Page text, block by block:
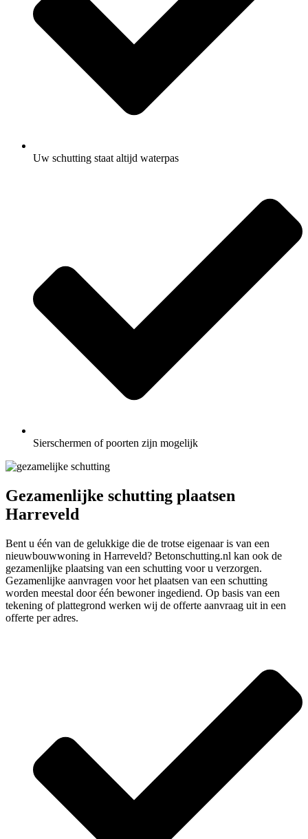
Uw schutting staat altijd waterpas
Sierschermen of poorten zijn mogelijk
Gezamenlijke schutting plaatsen
Harreveld
Bent u één van de gelukkige die de trotse eigenaar is van een
nieuwbouwwoning in Harreveld? Betonschutting.nl kan ook de
gezamenlijke plaatsing van een schutting voor u verzorgen.
Gezamenlijke aanvragen voor het plaatsen van een schutting
worden meestal door één bewoner ingediend. Op basis van een
tekening of plattegrond werken wij de offerte aanvraag uit in een
offerte per adres.